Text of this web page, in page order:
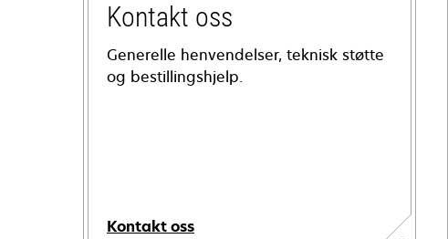
Kontakt oss
Generelle henvendelser, teknisk støtte
og bestillingshjelp.
Kontakt oss